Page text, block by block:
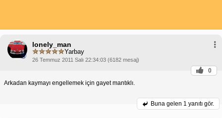
lonely_man
Yarbay
26 Temmuz 2011 Salı 22:34:03 (6182 mesaj)
0
Arkadan kaymayı engellemek için gayet mantıklı.
Buna gelen 1 yanıtı gör.